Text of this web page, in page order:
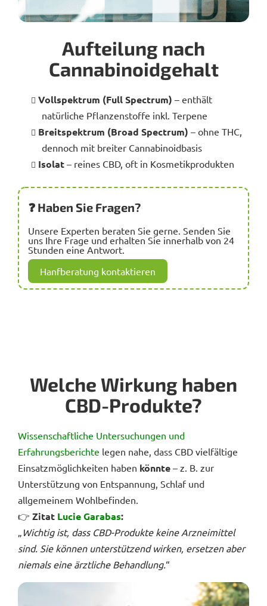
Aufteilung nach
Cannabinoidgehalt
Vollspektrum (Full Spectrum) – enthält
natürliche Pflanzenstoffe inkl. Terpene
Breitspektrum (Broad Spectrum) – ohne THC,
dennoch mit breiter Cannabinoidbasis
Isolat – reines CBD, oft in Kosmetikprodukten
❓ Haben Sie Fragen?
Unsere Experten beraten Sie gerne. Senden Sie
uns Ihre Frage und erhalten Sie innerhalb von 24
Stunden eine Antwort.
Hanfberatung kontaktieren
Welche Wirkung haben
CBD-Produkte?
Wissenschaftliche Untersuchungen und
Erfahrungsberichte legen nahe, dass CBD vielfältige
Einsatzmöglichkeiten haben könnte – z. B. zur
Unterstützung von Entspannung, Schlaf und
allgemeinem Wohlbefinden.
👉 Zitat Lucie Garabas:
„ Wichtig ist, dass CBD-Produkte keine Arzneimittel
sind. Sie können unterstützend wirken, ersetzen aber
niemals eine ärztliche Behandlung.“